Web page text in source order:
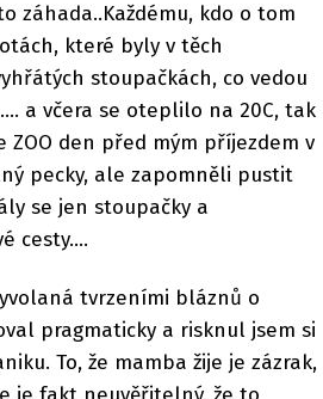
záhada..Každému, kdo o tom
které byly v těch
stoupačkách, co vedou
a včera se oteplilo na 20C, tak
den před mým příjezdem v
pecky, ale zapomněli pustit
se jen stoupačky a
cesty....
tvrzeními bláznů o
pragmaticky a risknul jsem si
To, že mamba žije je zázrak,